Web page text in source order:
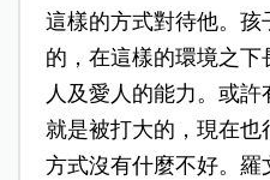
這樣的方式對待他。孩
的，在這樣的環境之
人及愛人的能力。或
就是被打大的，現在
方式沒有什麼不好。羅